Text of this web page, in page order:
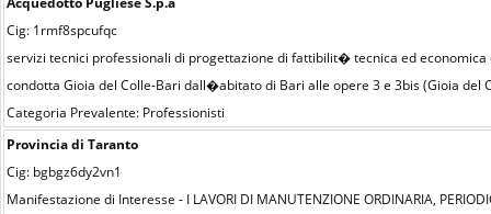
Cig: 1rmf8spcufqc
servizi tecnici professionali di progettazione di fattibilit� tecnica ed
condotta Gioia del Colle-Bari dall�abitato di Bari alle opere 3 e 3bis (Gioia del
Categoria Prevalente: Professionisti
Provincia di Taranto
Cig: bgbgz6dy2vn1
Manifestazione di Interesse - I LAVORI DI MANUTENZIONE ORDINARIA,